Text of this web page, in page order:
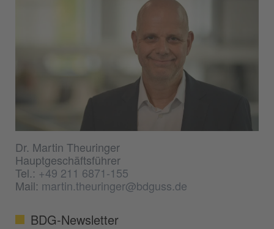
Dr. Martin Theuringer
Hauptgeschäftsführer
Tel.:+49 211 6871-155
Mail: martin.theuringer@bdguss.de
BDG-Newsletter